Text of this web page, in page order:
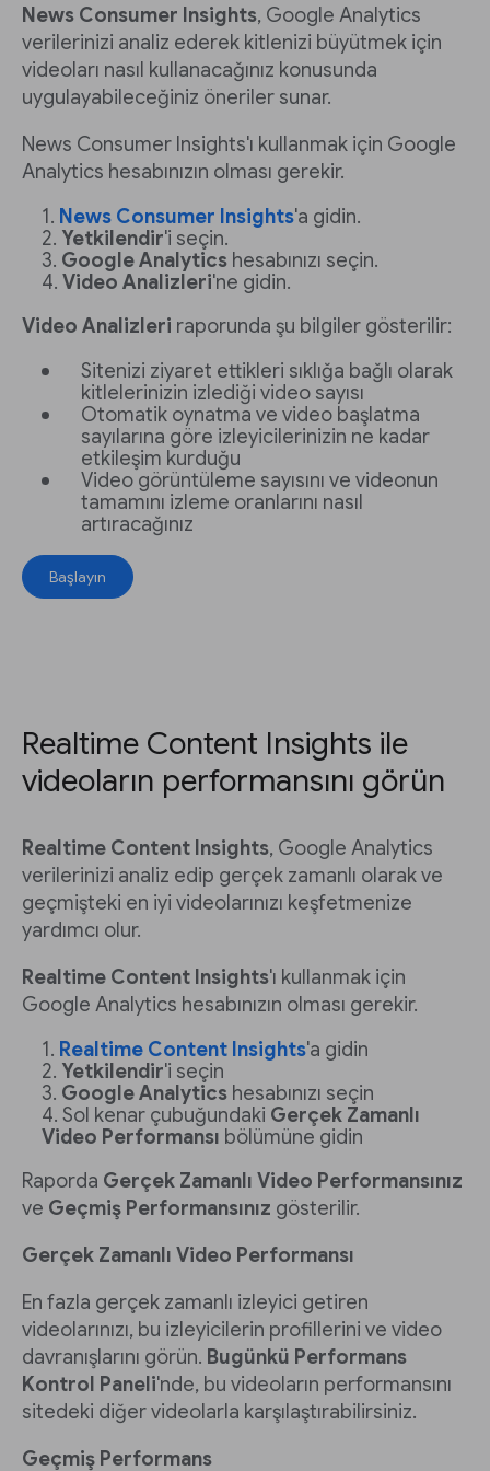
News Consumer Insights, Google Analytics
verilerinizi analiz ederek kitlenizi büyütmek için
videoları nasıl kullanacağınız konusunda
uygulayabileceğiniz öneriler sunar.
News Consumer Insights'ı kullanmak için Google
Analytics hesabınızın olması gerekir.
News Consumer Insights'a gidin.
Yetkilendir'i seçin.
Google Analytics hesabınızı seçin.
Video Analizleri'ne gidin.
Video Analizleri raporunda şu bilgiler gösterilir:
Sitenizi ziyaret ettikleri sıklığa bağlı olarak
kitlelerinizin izlediği video sayısı
Otomatik oynatma ve video başlatma
sayılarına göre izleyicilerinizin ne kadar
etkileşim kurduğu
Video görüntüleme sayısını ve videonun
tamamını izleme oranlarını nasıl
artıracağınız
Başlayın
Realtime Content Insights ile
videoların performansını görün
Realtime Content Insights, Google Analytics
verilerinizi analiz edip gerçek zamanlı olarak ve
geçmişteki en iyi videolarınızı keşfetmenize
yardımcı olur.
Realtime Content Insights'ı kullanmak için
Google Analytics hesabınızın olması gerekir.
Realtime Content Insights'a gidin
Yetkilendir'i seçin
Google Analytics hesabınızı seçin
Sol kenar çubuğundaki Gerçek Zamanlı
Video Performansı bölümüne gidin
Raporda Gerçek Zamanlı Video Performansınız
ve Geçmiş Performansınız gösterilir.
Gerçek Zamanlı Video Performansı
En fazla gerçek zamanlı izleyici getiren
videolarınızı, bu izleyicilerin profillerini ve video
davranışlarını görün. Bugünkü Performans
Kontrol Paneli'nde, bu videoların performansını
sitedeki diğer videolarla karşılaştırabilirsiniz.
Geçmiş Performans